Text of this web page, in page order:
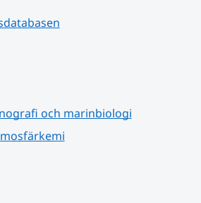
webbplats.
och marinbiologi